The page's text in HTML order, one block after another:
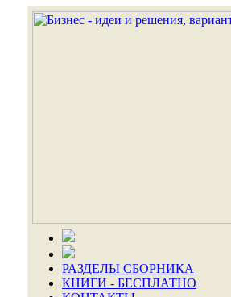
РАЗДЕЛЫ СБОРНИКА
КНИГИ - БЕСПЛАТНО